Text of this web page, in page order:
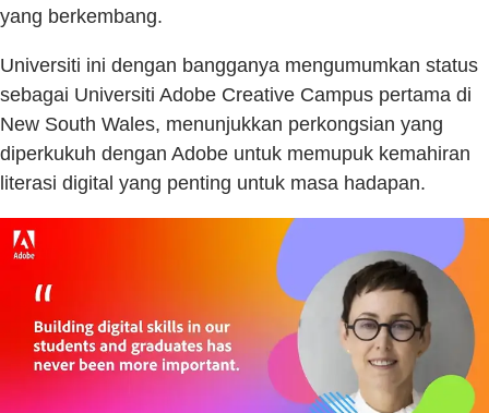
yang berkembang.
Universiti ini dengan bangganya mengumumkan status
sebagai Universiti Adobe Creative Campus pertama di
New South Wales, menunjukkan perkongsian yang
diperkukuh dengan Adobe untuk memupuk kemahiran
literasi digital yang penting untuk masa hadapan.